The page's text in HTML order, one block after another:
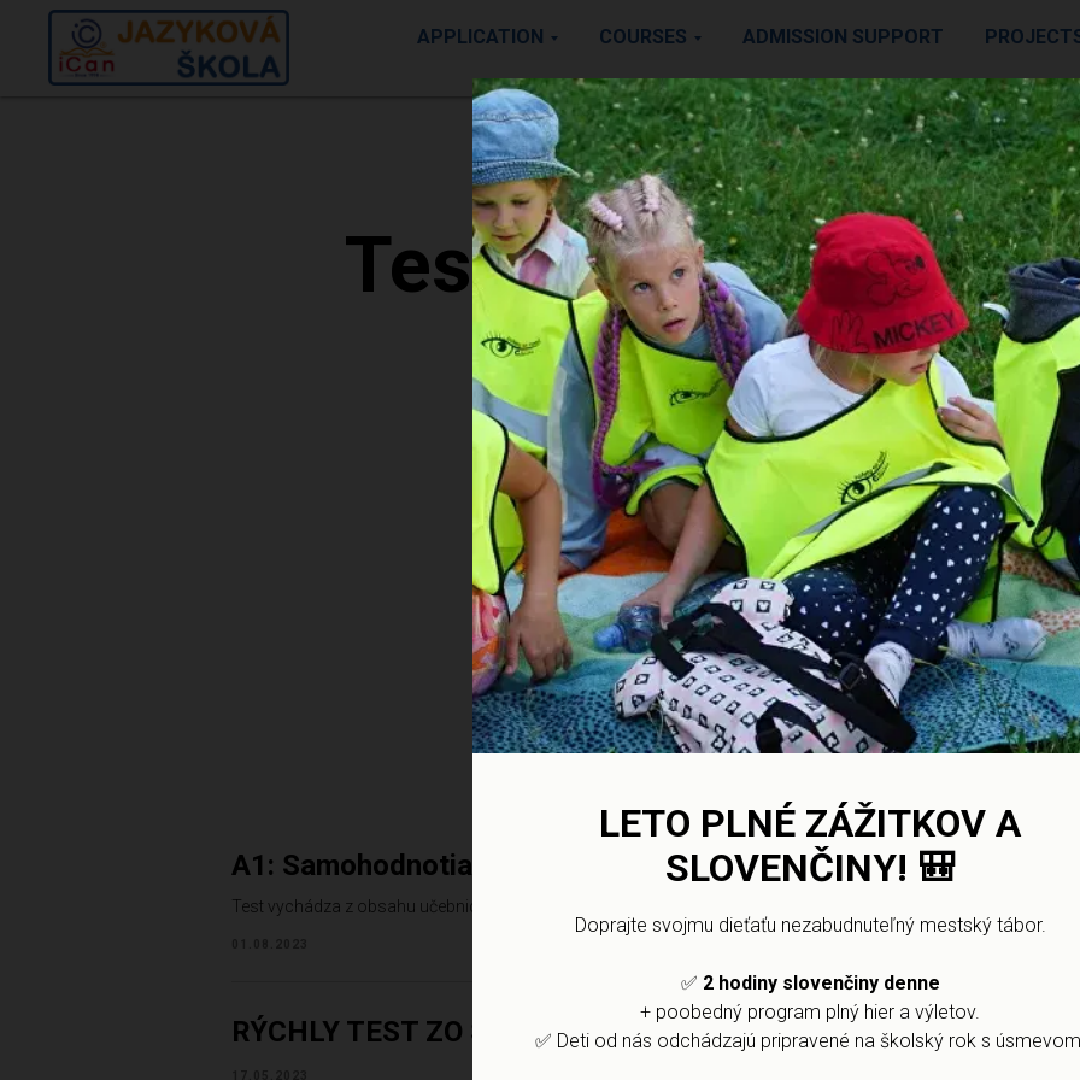
LETO PLNÉ ZÁŽITKOV A
SLOVENČINY! 🎒
Doprajte svojmu dieťaťu nezabudnuteľný mestský tábor.
✅ 2 hodiny slovenčiny denne
+ poobedný program plný hier a výletov.
✅ Deti od nás odchádzajú pripravené na školský rok s
APPLICATION COURSES ADMISSION SUPPORT
ICAN SCHOOL
Tests for knowledge
Slovak
With the help of quick tests, you improve your
reading, writing, understanding, as well as
of grammar.
During the test, you instantly get results, find
correct answers and improve your Slovak.
A1: Samohodnotiaci test slovenského jazyka ako cudzieho
Test vychádza z obsahu učebnice pre deti cudzincov Aha, slovenčina! jazyková úroveň podľa SERR A1 a je
RÝCHLY TEST ZO SLOVENSKÉHO JAZYKA 33